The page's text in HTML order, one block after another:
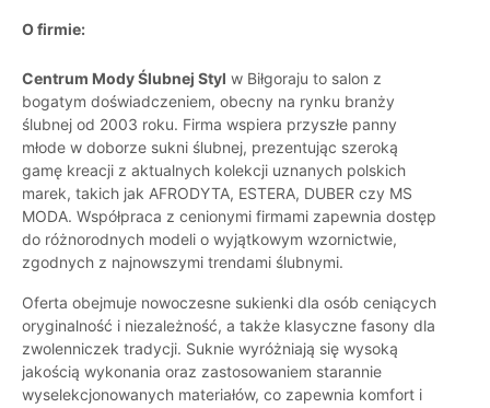
O firmie:
Centrum Mody Ślubnej Styl w Biłgoraju to salon z
bogatym doświadczeniem, obecny na rynku branży
ślubnej od 2003 roku. Firma wspiera przyszłe panny
młode w doborze sukni ślubnej, prezentując szeroką
gamę kreacji z aktualnych kolekcji uznanych polskich
marek, takich jak AFRODYTA, ESTERA, DUBER czy MS
MODA. Współpraca z cenionymi firmami zapewnia dostęp
do różnorodnych modeli o wyjątkowym wzornictwie,
zgodnych z najnowszymi trendami ślubnymi.
Oferta obejmuje nowoczesne sukienki dla osób ceniących
oryginalność i niezależność, a także klasyczne fasony dla
zwolenniczek tradycji. Suknie wyróżniają się wysoką
jakością wykonania oraz zastosowaniem starannie
wyselekcjonowanych materiałów, co zapewnia komfort i